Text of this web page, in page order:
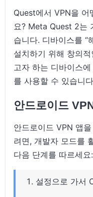
Quest에서 VPN을 어
요? Meta Quest 2는
습니다. 디바이스를 “
설치하기 위해 창의
고자 하는 디바이스
를 사용할 수 있습니
안드로이드
안드로이드 VPN 앱
려면, 개발자 모드를
다음 단계를 따르세요:
설정으로 가서